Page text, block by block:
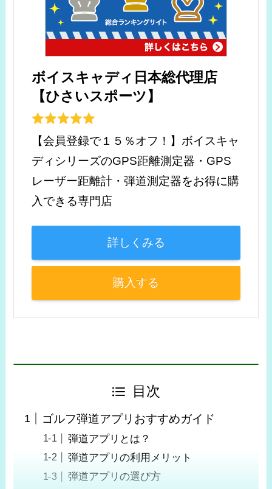
ボイスキャディ日本総代理店
【ひさいスポーツ】
【会員登録で１５％オフ！】ボイスキャ
ディシリーズのGPS距離測定器・GPS
レーザー距離計・弾道測定器をお得に購
入できる専門店
詳しくみる
購入する
目次
ゴルフ弾道アプリおすすめガイド
弾道アプリとは？
弾道アプリの利用メリット
弾道アプリの選び方